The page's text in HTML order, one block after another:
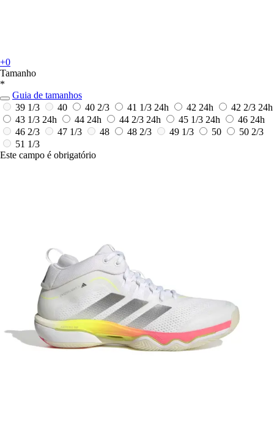
+0
Tamanho
*
Guia de tamanhos
39 1/3
40 40 2/3 41 1/3 24h 42 24h 42 2/3 24h
43 1/3 24h 44 24h 44 2/3 24h 45 1/3 24h 46 24h
46 2/3
47 1/3 48 48 2/3 49 1/3 50
50 2/3
51 1/3
Este campo é obrigatório